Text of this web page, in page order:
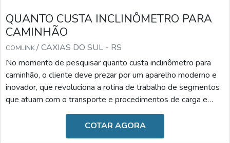
QUANTO CUSTA INCLINÔMETRO PARA
CAMINHÃO
COMLINK/ CAXIAS DO SUL - RS
No momento de pesquisar quanto custa inclinômetro para
caminhão, o cliente deve prezar por um aparelho moderno e
inovador, que revoluciona a rotina de trabalho de segmentos
que atuam com o transporte e procedimentos de carga e
descarga. Desenvolvido com materiais de alta qualidade, ele
é resistente e versátil, podendo ser facilmente
manuseado.Diante dessas informações, é possível observar
COTAR AGORA